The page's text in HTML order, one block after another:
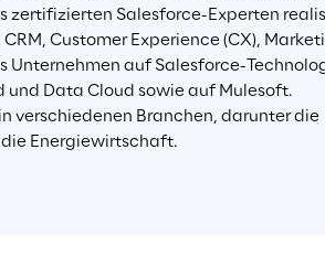
zertifizierten Salesforce-Experten
Customer Experience (CX),
auf Salesforce-
und Data Cloud sowie auf Mulesoft.
verschiedenen Branchen, darunter die
Energiewirtschaft.